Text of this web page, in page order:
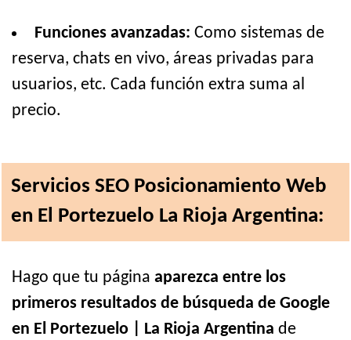
Funciones avanzadas: Como sistemas de
reserva, chats en vivo, áreas privadas para
usuarios, etc. Cada función extra suma al
precio.
Servicios SEO Posicionamiento Web
en El Portezuelo La Rioja Argentina:
Hago que tu página aparezca entre los
primeros resultados de búsqueda de Google
en El Portezuelo | La Rioja Argentina de